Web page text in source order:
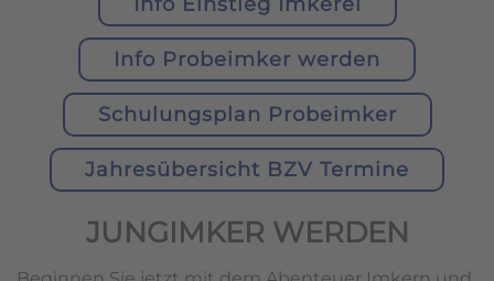
Info Einstieg Imkerei
Info Probeimker werden
Schulungsplan Probeimker
Jahresübersicht BZV Termine
JUNGIMKER WERDEN